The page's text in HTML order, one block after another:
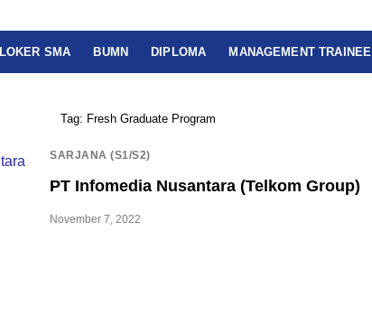
LOKER SMA BUMN DIPLOMA MANAGEMENT TRAINEE
Tag: Fresh Graduate Program
SARJANA (S1/S2)
PT Infomedia Nusantara (Telkom Group)
November 7, 2022